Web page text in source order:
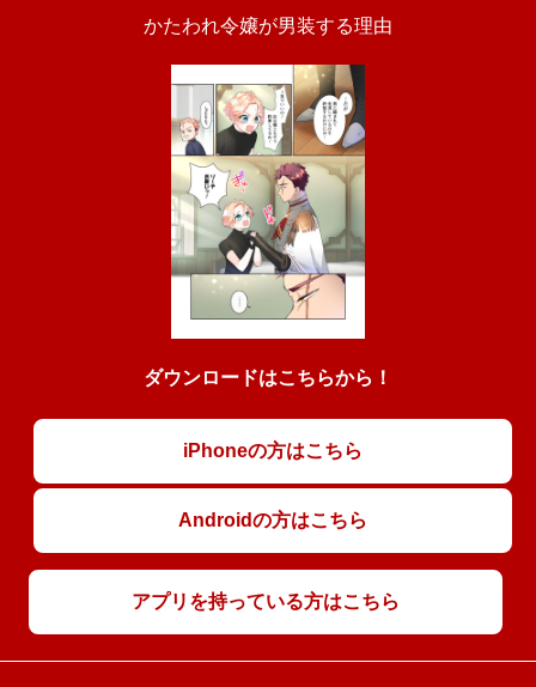
かたわれ令嬢が男装する理由
ダウンロードはこちらから！
iPhoneの方はこちら
Androidの方はこちら
アプリを持っている方はこちら